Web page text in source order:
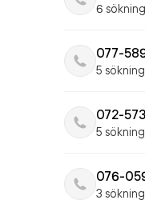
6
077-
5
072-
5
076-
3